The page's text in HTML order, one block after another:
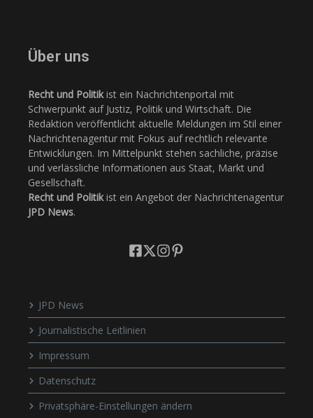
Über uns
Recht und Politikist ein Nachrichtenportal mit
Schwerpunkt auf Justiz, Politik und Wirtschaft. Die
Redaktion veröffentlicht aktuelle Meldungen im Stil einer
Nachrichtenagentur mit Fokus auf rechtlich relevante
Entwicklungen. Im Mittelpunkt stehen sachliche, präzise
und verlässliche Informationen aus Staat, Markt und
Gesellschaft.
Recht und Politikist ein Angebot der Nachrichtenagentur
JPD News.
JPD News
Journalistische Leitlinien
Impressum
Datenschutz
Privatsphäre-Einstellungen ändern